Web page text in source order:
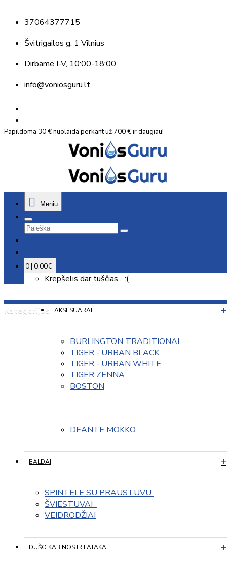
37064377715
Švitrigailos g. 1 Vilnius
Dirbame I-V, 10:00-18:00
info@voniosguru.lt
Papildoma 30 € nuolaida perkant už 700 € ir daugiau!
Meniu
0 | 0,00€
Krepšelis dar tuščias... :(
Kategorijos AKSESUARAI
BURLINGTON TRADITIONAL
TIGER - URBAN BLACK
TIGER - URBAN WHITE
TIGER ZENNA
BOSTON
DEANTE MOKKO
BALDAI
SPINTELE SU PRAUSTUVU
ŠVIESTUVAI
VEIDRODŽIAI
DUŠO KABINOS IR LATAKAI